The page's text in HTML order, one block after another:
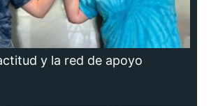
y la red de apoyo